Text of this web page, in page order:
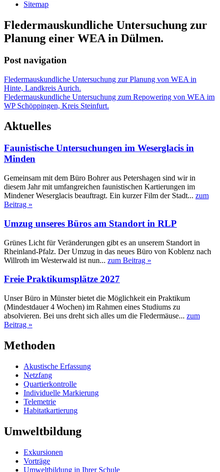
Sitemap
Fledermauskundliche Untersuchung zur
Planung einer WEA in Dülmen.
Post navigation
Fledermauskundliche Untersuchung zur Planung von WEA in
Hinte, Landkreis Aurich.
Fledermauskundliche Untersuchung zum Repowering von WEA im
WP Schöppingen, Kreis Steinfurt.
Aktuelles
Faunistische Untersuchungen im Weserglacis in
Minden
Gemeinsam mit dem Büro Bohrer aus Petershagen sind wir in
diesem Jahr mit umfangreichen faunistischen Kartierungen im
Mindener Weserglacis beauftragt. Ein kurzer Film der Stadt... zum
Beitrag »
Umzug unseres Büros am Standort in RLP
Grünes Licht für Veränderungen gibt es an unserem Standort in
Rheinland-Pfalz. Der Umzug in das neues Büro von Koblenz nach
Willroth im Westerwald ist nun... zum Beitrag »
Freie Praktikumsplätze 2027
Unser Büro in Münster bietet die Möglichkeit ein Praktikum
(Mindestdauer 4 Wochen) im Rahmen eines Studiums zu
absolvieren. Bei uns dreht sich alles um die Fledermäuse... zum
Beitrag »
Methoden
Akustische Erfassung
Netzfang
Quartierkontrolle
Individuelle Markierung
Telemetrie
Habitatkartierung
Umweltbildung
Exkursionen
Vorträge
Umweltbildung in Ihrer Schule